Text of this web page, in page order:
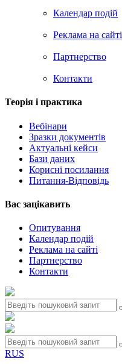
Календар подій
Реклама на сайтi
Партнерство
Контакти
Теорія i практика
Вебінари
Зразки документів
Актуальні кейси
Бази даних
Корисні посилання
Питання-Відповідь
Вас зацiкавить
Опитування
Календар подій
Реклама на сайтi
Партнерство
Контакти
RUS